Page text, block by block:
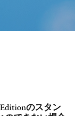
のスタン